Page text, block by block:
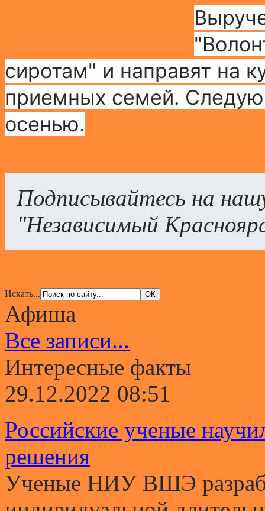
сиротам" и направят на
приемных семей. С
осенью.
Подписывайтесь на
"Независимый
Искать...
Афиша
Все записи...
Интересные факты
29.12.2022 08:51
Российские ученые
решения
Ученые НИУ ВШЭ